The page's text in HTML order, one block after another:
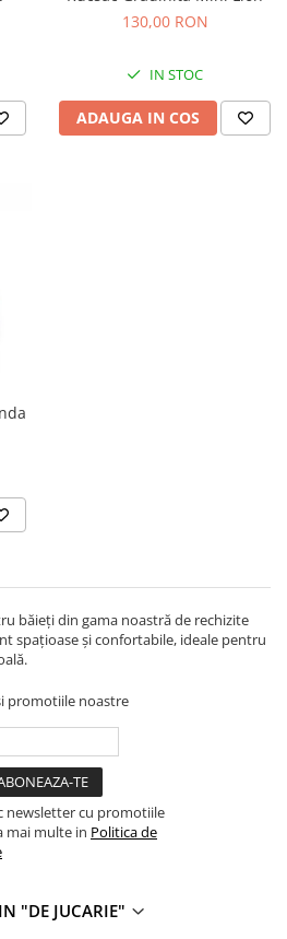
bebe
130,00 RON
IN STOC
ADAUGA IN COS
băieți din gama noastră de rechizite
spațioase și confortabile, ideale pentru
promotiile noastre
newsletter cu promotiile
mai multe in Politica de
"DE JUCARIE"